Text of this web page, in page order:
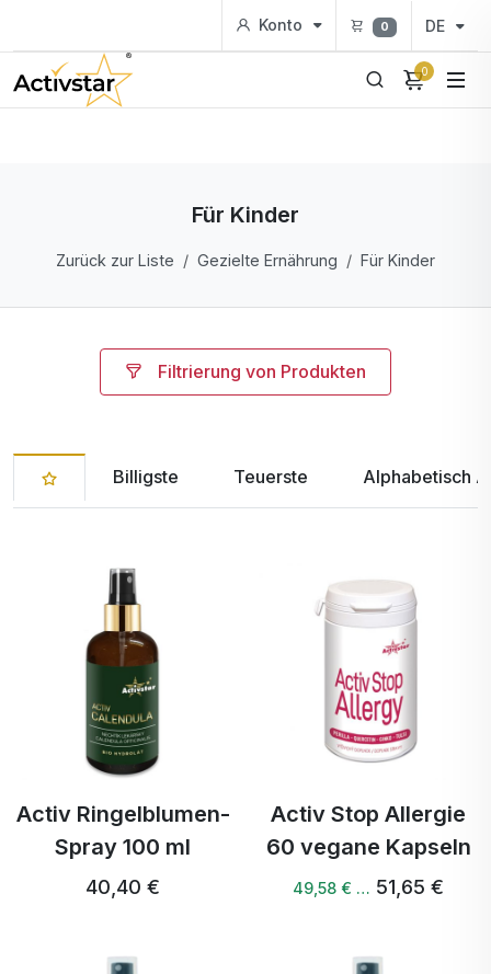
Konto 0 DE
0
Für Kinder
Zurück zur Liste Gezielte Ernährung Für Kinder
Filtrierung von Produkten
Billigste Teuerste Alphabetisch
Activ Ringelblumen-
Spray 100 ml
40,40 €
Activ Stop Allergie
60 vegane Kapseln
49,58 € … 51,65 €